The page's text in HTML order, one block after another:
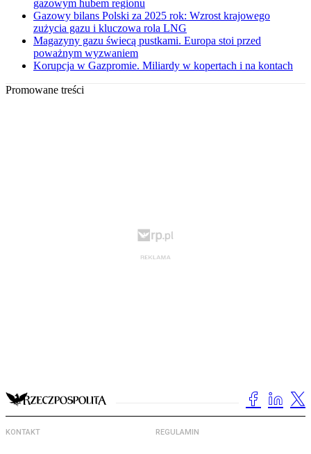
gazowym hubem regionu
Gazowy bilans Polski za 2025 rok: Wzrost krajowego
zużycia gazu i kluczowa rola LNG
Magazyny gazu świecą pustkami. Europa stoi przed
poważnym wyzwaniem
Korupcja w Gazpromie. Miliardy w kopertach i na kontach
Promowane treści
KONTAKT REGULAMIN